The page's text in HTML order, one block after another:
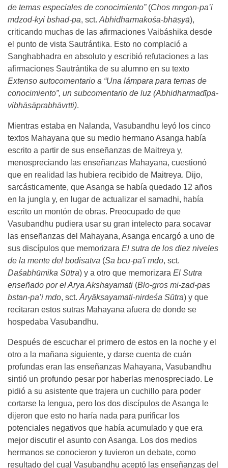
de temas especiales de conocimiento”(Chos mngon-pa’i
mdzod-kyi bshad-pa, sct. Abhidharmakośa-bhāṣyā),
criticando muchas de las afirmaciones Vaibáshika desde
el punto de vista Sautrántika. Esto no complació a
Sanghabhadra en absoluto y escribió refutaciones a las
afirmaciones Sautrántika de su alumno en su texto
Extenso autocomentario a “Una lámpara para temas de
conocimiento”, un subcomentario de luz (Abhidharmadīpa-
vibhāṣāprabhāvṛtti).
Mientras estaba en Nalanda, Vasubandhu leyó los cinco
textos Mahayana que su medio hermano Asanga había
escrito a partir de sus enseñanzas de Maitreya y,
menospreciando las enseñanzas Mahayana, cuestionó
que en realidad las hubiera recibido de Maitreya. Dijo,
sarcásticamente, que Asanga se había quedado 12 años
en la jungla y, en lugar de actualizar el samadhi, había
escrito un montón de obras. Preocupado de que
Vasubandhu pudiera usar su gran intelecto para socavar
las enseñanzas del Mahayana, Asanga encargó a uno de
sus discípulos que memorizara El sutra de los diez niveles
de la mente del bodisatva (Sa bcu-pa'i mdo, sct.
Daśabhūmika Sūtra) y a otro que memorizara El Sutra
enseñado por el Arya Akshayamati (Blo-gros mi-zad-pas
bstan-pa’i mdo, sct. Āryākṣayamati-nirdeśa Sūtra) y que
recitaran estos sutras Mahayana afuera de donde se
hospedaba Vasubandhu.
Después de escuchar el primero de estos en la noche y el
otro a la mañana siguiente, y darse cuenta de cuán
profundas eran las enseñanzas Mahayana, Vasubandhu
sintió un profundo pesar por haberlas menospreciado. Le
pidió a su asistente que trajera un cuchillo para poder
cortarse la lengua, pero los dos discípulos de Asanga le
dijeron que esto no haría nada para purificar los
potenciales negativos que había acumulado y que era
mejor discutir el asunto con Asanga. Los dos medios
hermanos se conocieron y tuvieron un debate, como
resultado del cual Vasubandhu aceptó las enseñanzas del